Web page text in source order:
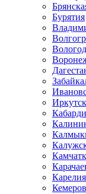
Бурятия
Карелия